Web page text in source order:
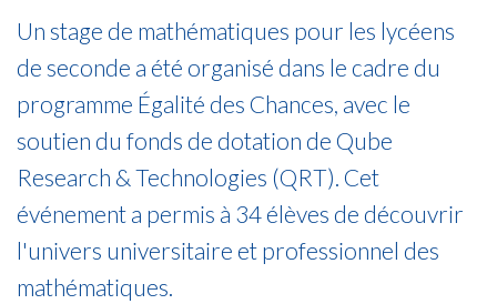
Un stage de mathématiques pour les lycéens
de seconde a été organisé dans le cadre du
programme Égalité des Chances, avec le
soutien du fonds de dotation de Qube
Research & Technologies (QRT). Cet
événement a permis à 34 élèves de découvrir
l'univers universitaire et professionnel des
mathématiques.